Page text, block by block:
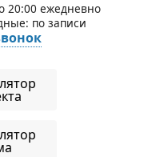
20:00 ежедневно
по записи